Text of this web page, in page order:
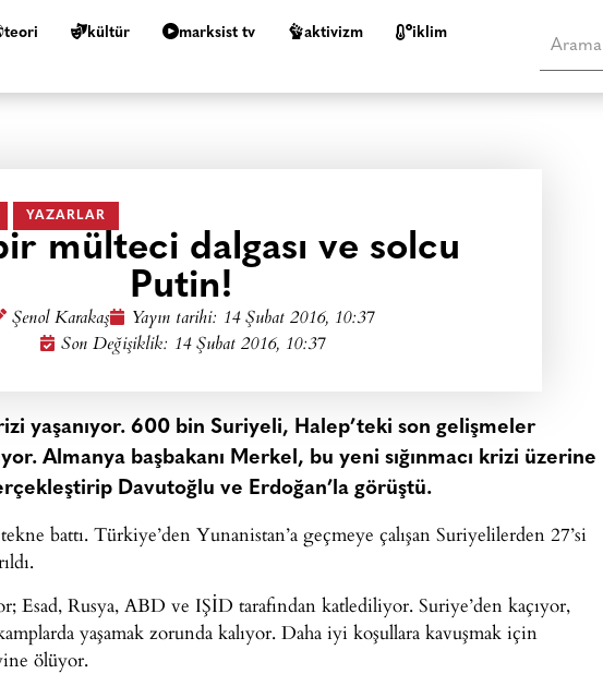
teori kültür marksist tv aktivizm i̇klim
YAZARLAR
mülteci dalgası ve solcu
Putin!
Şenol Karakaş Yayın tarihi: 14 Şubat 2016, 10:37
Son Değişiklik: 14 Şubat 2016, 10:37
yaşanıyor. 600 bin Suriyeli, Halep’teki son gelişmeler
Almanya başbakanı Merkel, bu yeni sığınmacı krizi üzerine
Davutoğlu ve Erdoğan’la görüştü.
battı. Türkiye’den Yunanistan’a geçmeye çalışan Suriyelilerden 27’si
Esad, Rusya, ABD ve IŞİD tarafından katlediliyor. Suriye’den kaçıyor,
yaşamak zorunda kalıyor. Daha iyi koşullara kavuşmak için
ölüyor.